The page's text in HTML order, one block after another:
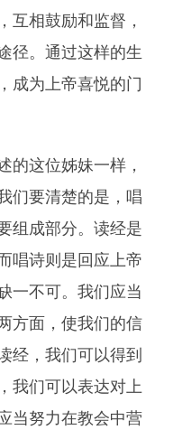
互相鼓励和监督，
径。通过这样的生
成为上帝喜悦的门
的这位姊妹一样，
们要清楚的是，唱
组成部分。读经是
唱诗则是回应上帝
一不可。我们应当
方面，使我们的信
经，我们可以得到
我们可以表达对上
当努力在教会中营